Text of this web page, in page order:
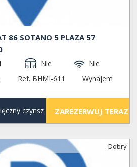
86 SOTANO 5 PLAZA 57
Nie
Nie
Ref. BHMI-611
Wynajem
czynsz ZAREZERWUJ TERAZ
Dobry